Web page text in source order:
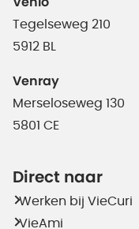
Tegelseweg 210
5912 BL
Venray
Merseloseweg 130
5801 CE
Direct naar
Werken bij VieCuri
VieAmi